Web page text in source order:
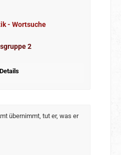
- Wortsuche
2
Details